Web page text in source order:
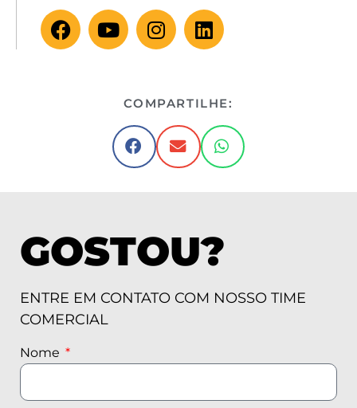
COMPARTILHE:
GOSTOU?
ENTRE EM CONTATO COM NOSSO TIME
COMERCIAL
Nome